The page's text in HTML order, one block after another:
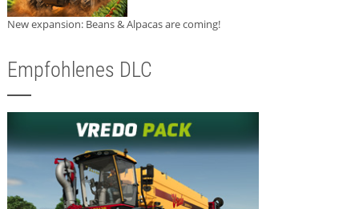
New expansion: Beans & Alpacas are coming!
Empfohlenes DLC